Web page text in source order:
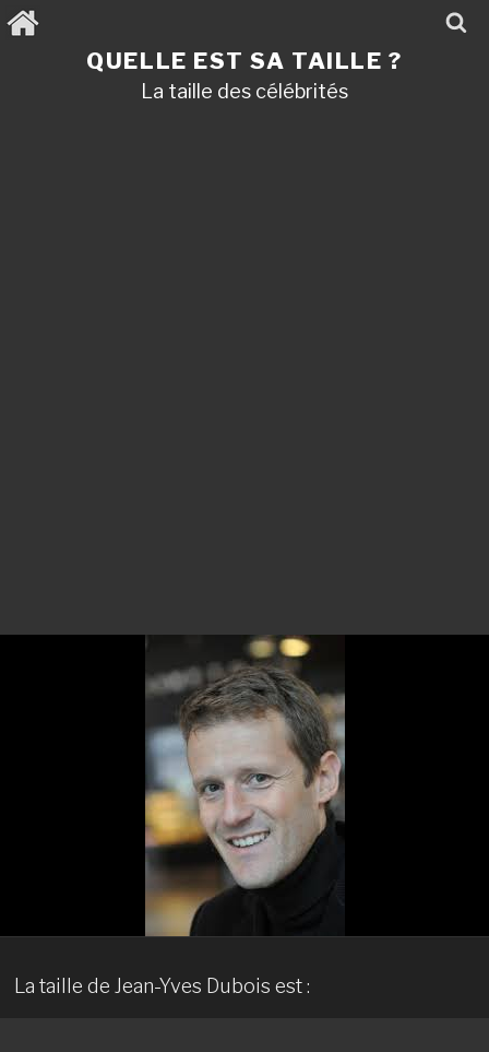
Aller
au
QUELLE EST SA TAILLE ?
La taille des célébrités
La taille de Jean-Yves Dubois est :